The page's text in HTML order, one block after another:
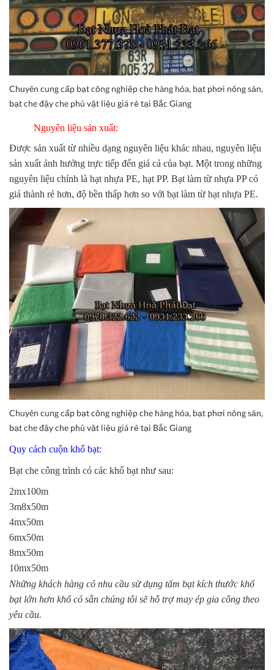
Chuyên cung cấp bạt công nghiệp che hàng hóa, bạt phơi nông sản,
bạt che đậy che phủ vật liệu giá rẻ tại Bắc Giang
Nguyên liệu sản xuất:
Được sản xuất từ nhiều dạng nguyên liệu khác nhau, nguyên liệu
sản xuất ảnh hưởng trực tiếp đến giá cả của bạt. Một trong những
nguyên liệu chính là hạt nhựa PE, hạt PP. Bạt làm từ nhựa PP có
giá thành rẻ hơn, độ bền thấp hơn so với bạt làm từ hạt nhựa PE.
Chuyên cung cấp bạt công nghiệp che hàng hóa, bạt phơi nông sản,
bạt che đậy che phủ vật liệu giá rẻ tại Bắc Giang
Quy cách cuộn khổ bạt:
Bạt che công trình có các khổ bạt như sau:
2mx100m
3m8x50m
4mx50m
6mx50m
8mx50m
10mx50m
Những khách hàng có nhu cầu sử dụng tấm bạt kích thước khổ
bạt lớn hơn khổ có sẵn chúng tôi sẽ hỗ trợ may ép gia công theo
yêu cầu.